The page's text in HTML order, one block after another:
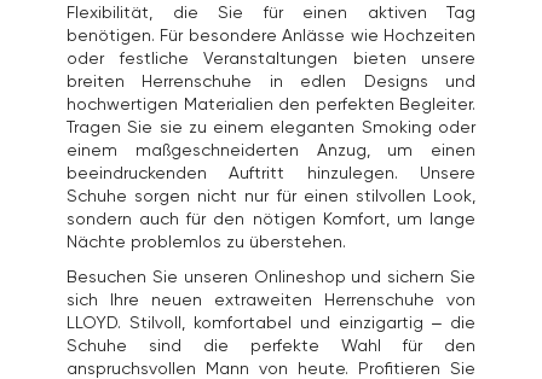
Flexibilität, die Sie für einen aktiven Tag
benötigen. Für besondere Anlässe wie Hochzeiten
oder festliche Veranstaltungen bieten unsere
breiten Herrenschuhe in edlen Designs und
hochwertigen Materialien den perfekten Begleiter.
Tragen Sie sie zu einem eleganten Smoking oder
einem maßgeschneiderten Anzug, um einen
beeindruckenden Auftritt hinzulegen. Unsere
Schuhe sorgen nicht nur für einen stilvollen Look,
sondern auch für den nötigen Komfort, um lange
Nächte problemlos zu überstehen.
Besuchen Sie unseren Onlineshop und sichern Sie
sich Ihre neuen extraweiten Herrenschuhe von
LLOYD. Stilvoll, komfortabel und einzigartig – die
Schuhe sind die perfekte Wahl für den
anspruchsvollen Mann von heute. Profitieren Sie